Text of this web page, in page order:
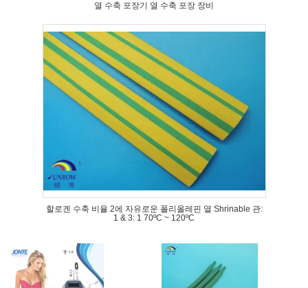
열 수축 포장기 열 수축 포장 장비
할로겐 수축 비율 2에 자유로운 폴리올레핀 열 Shrinable 관:
1 & 3: 1 70ºC ~ 120ºC